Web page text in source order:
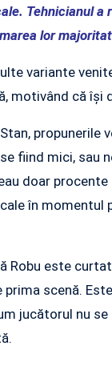
Tehnicianul
lor
variante
motivând că îşi
fiind mici, sau
doar
în
Robu este
prima scenă.
jucătorul nu